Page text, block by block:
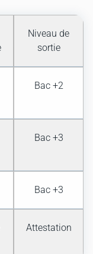
Niveau de
sortie
Bac +2
Bac +3
Bac +3
Attestation